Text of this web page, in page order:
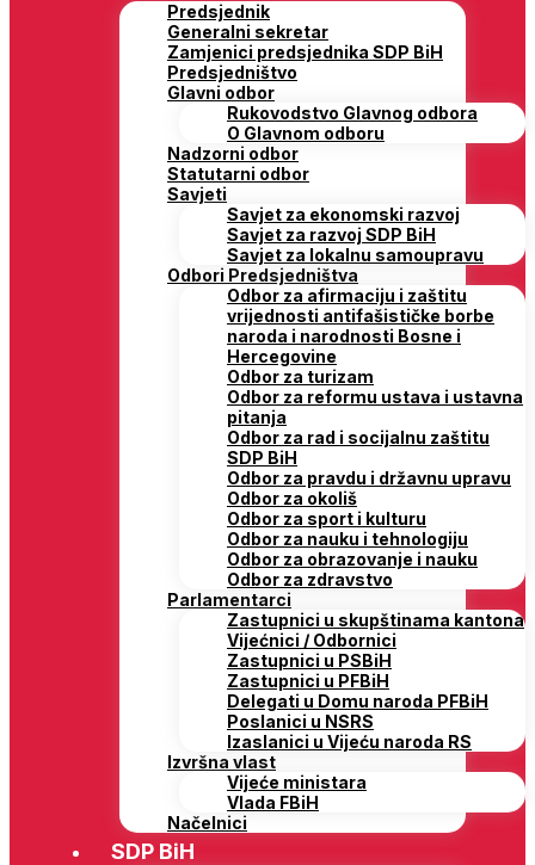
Predsjednik
Generalni sekretar
Zamjenici predsjednika SDP BiH
Predsjedništvo
Glavni odbor
Rukovodstvo Glavnog odbora
O Glavnom odboru
Nadzorni odbor
Statutarni odbor
Savjeti
Savjet za ekonomski razvoj
Savjet za razvoj SDP BiH
Savjet za lokalnu samoupravu
Odbori Predsjedništva
Odbor za afirmaciju i zaštitu
vrijednosti antifašističke borbe
naroda i narodnosti Bosne i
Hercegovine
Odbor za turizam
Odbor za reformu ustava i ustavna
pitanja
Odbor za rad i socijalnu zaštitu
SDP BiH
Odbor za pravdu i državnu upravu
Odbor za okoliš
Odbor za sport i kulturu
Odbor za nauku i tehnologiju
Odbor za obrazovanje i nauku
Odbor za zdravstvo
Parlamentarci
Zastupnici u skupštinama kantona
Vijećnici / Odbornici
Zastupnici u PSBiH
Zastupnici u PFBiH
Delegati u Domu naroda PFBiH
Poslanici u NSRS
Izaslanici u Vijeću naroda RS
Izvršna vlast
Vijeće ministara
Vlada FBiH
Načelnici
SDP BiH